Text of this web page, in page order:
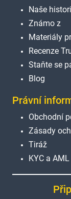
Naše
Známo z
Materiály
Recenze
Staňte se
Blog
Právní
Obchodní
Zásady
Tiráž
KYC a AML